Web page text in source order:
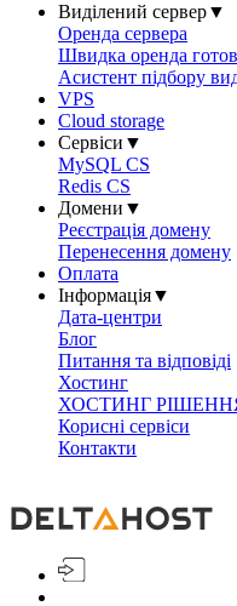
Виділений сервер▼
Оренда сервера
Швидка оренда
Асистент підбору
VPS
Cloud storage
Сервіси ▼
MySQL CS
Redis CS
Домени ▼
Реєстрація домену
Перенесення домену
Оплата
Інформація▼
Дата-центри
Блог
Питання та відповіді
Хостинг
ХОСТИНГ
Корисні сервіси
Контакти